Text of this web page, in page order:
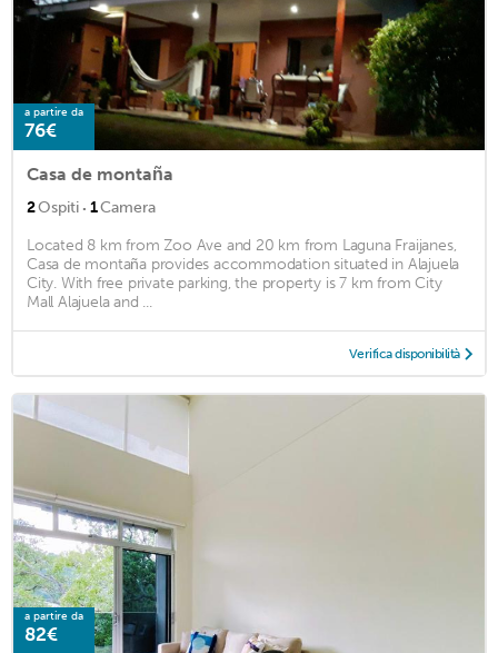
a partire da
76€
Casa de montaña
2Ospiti · 1Camera
Located 8 km from Zoo Ave and 20 km from Laguna Fraijanes,
Casa de montaña provides accommodation situated in Alajuela
City. With free private parking, the property is 7 km from City
Mall Alajuela and ...
Verifica disponibilità
a partire da
82€